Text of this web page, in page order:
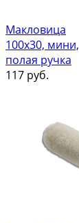
Макловица
100х30, мини,
полая ручка
117 руб.